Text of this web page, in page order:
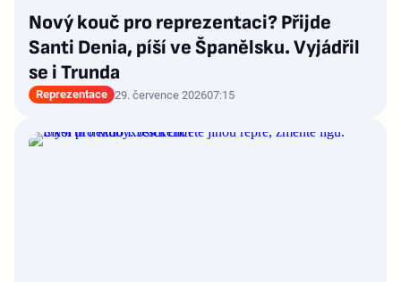
Nový kouč pro reprezentaci? Přijde
Santi Denia, píší ve Španělsku. Vyjádřil
se i Trunda
Reprezentace 29. července 202607:15